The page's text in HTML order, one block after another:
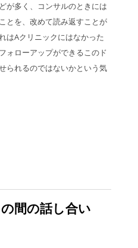
が多く、コンサルのときには
とを、改めて読み返すことが
はAクリニックにはなかった
ォローアップができるこのド
られるのではないかという気
間の話し合い